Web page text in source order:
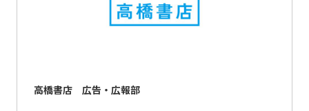
高橋書店 広告・広報部